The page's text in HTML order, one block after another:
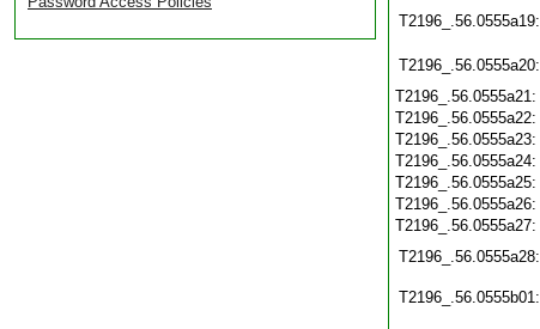
T2196_.56.0555a19:
T2196_.56.0555a20:
T2196_.56.0555a21:
T2196_.56.0555a22:
T2196_.56.0555a23:
T2196_.56.0555a24:
T2196_.56.0555a25:
T2196_.56.0555a26:
T2196_.56.0555a27:
T2196_.56.0555a28:
T2196_.56.0555b01: